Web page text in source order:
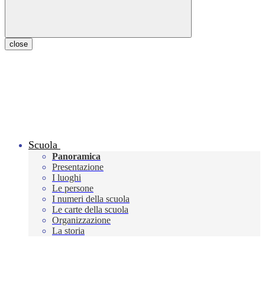
close
Scuola
Panoramica
Presentazione
I luoghi
Le persone
I numeri della scuola
Le carte della scuola
Organizzazione
La storia